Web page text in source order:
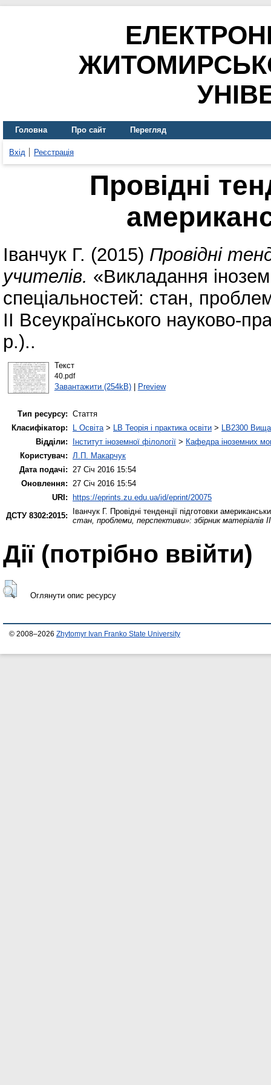
Головна Про сайт Перегляд
Вхід Реєстрація
Провідні
Іванчук Г. (2015) Провідні
учителів. «Викладання
спеціальностей: стан,
ІІ Всеукраїнського науково-
р.)..
Текст
40.pdf
Завантажити (254kB)| Preview
Тип ресурсу: Стаття
Класифікатор:
L Освіта> LB Теорія і практика освіти > LB2300 Вища
Відділи:
Інститут іноземної філології > Кафедра іноземних
Користувач: Л.П. Макарчук
Дата подачі: 27 Січ 2016 15:54
Оновлення: 27 Січ 2016 15:54
URI:
https://eprints.zu.edu.ua/id/eprint/20075
ДСТУ 8302:2015:
Іванчук Г. Провідні тенденції підготовки
стан, проблеми, перспективи»: збірник матеріалів
Дії ​​(потрібно ввійти)
Оглянути опис ресурсу
© 2008–2026 Zhytomyr Ivan Franko State University